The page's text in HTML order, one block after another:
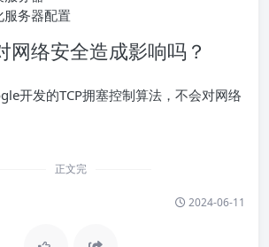
务器配置
网络安全造成影响吗？
开发的TCP拥塞控制算法，不会对网络
正文完
2024-06-11